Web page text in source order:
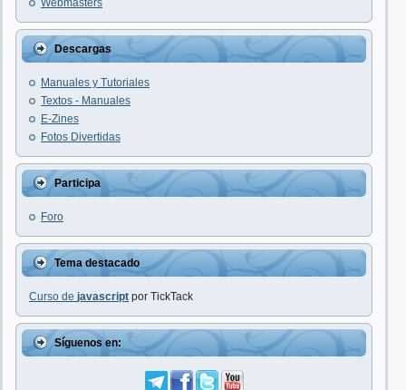
Webmasters
Descargas
Manuales y Tutoriales
Textos - Manuales
E-Zines
Fotos Divertidas
Participa
Foro
Tema destacado
Curso de javascript por TickTack
Síguenos en: